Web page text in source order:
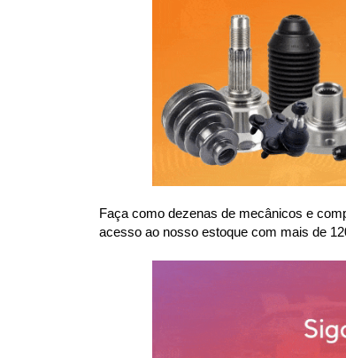
Faça como dezenas de mecânicos e
acesso ao nosso estoque com mais de